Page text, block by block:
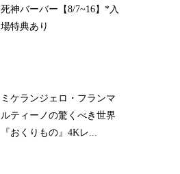
死神バーバー【8/7~16】*入
場特典あり
ミケランジェロ・フランマ
ルティーノの驚くべき世界
『おくりもの』4Kレ...